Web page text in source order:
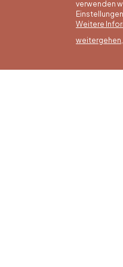
verwenden
Weitere